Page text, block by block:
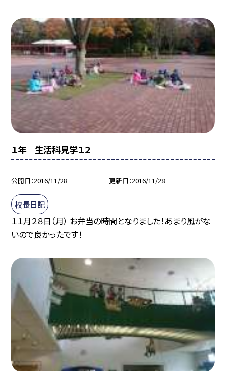
１年 生活科見学１２
公開日 2016/11/28 更新日 2016/11/28
校長日記
１１月２８日（月） お弁当の時間となりました！あまり風がな
いので良かったです！